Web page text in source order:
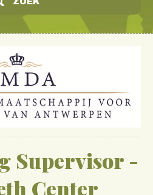
Supervisor -
Center